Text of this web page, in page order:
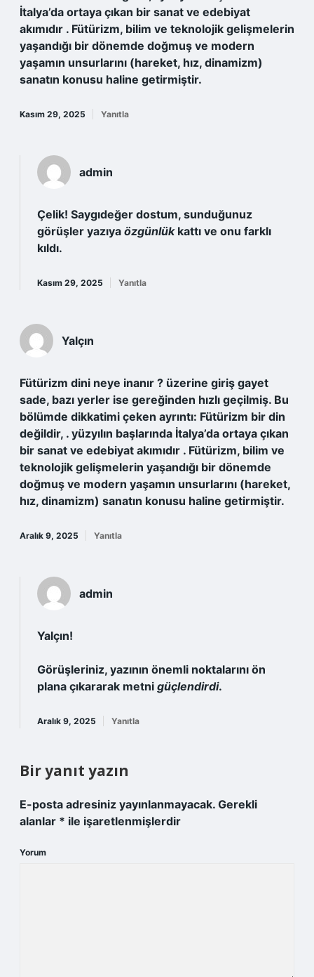
İtalya’da ortaya çıkan bir sanat ve edebiyat
akımıdır . Fütürizm, bilim ve teknolojik gelişmelerin
yaşandığı bir dönemde doğmuş ve modern
yaşamın unsurlarını (hareket, hız, dinamizm)
sanatın konusu haline getirmiştir.
Kasım 29, 2025 Yanıtla
admin
Çelik! Saygıdeğer dostum, sunduğunuz
görüşler yazıya özgünlükkattı ve onu farklı
kıldı.
Kasım 29, 2025 Yanıtla
Yalçın
Fütürizm dini neye inanır ? üzerine giriş gayet
sade, bazı yerler ise gereğinden hızlı geçilmiş. Bu
bölümde dikkatimi çeken ayrıntı: Fütürizm bir din
değildir, . yüzyılın başlarında İtalya’da ortaya çıkan
bir sanat ve edebiyat akımıdır . Fütürizm, bilim ve
teknolojik gelişmelerin yaşandığı bir dönemde
doğmuş ve modern yaşamın unsurlarını (hareket,
hız, dinamizm) sanatın konusu haline getirmiştir.
Aralık 9, 2025 Yanıtla
admin
Yalçın!
Görüşleriniz, yazının önemli noktalarını ön
plana çıkararak metni güçlendirdi.
Aralık 9, 2025 Yanıtla
Bir yanıt yazın
E-posta adresiniz yayınlanmayacak. Gerekli
alanlar * ile işaretlenmişlerdir
Yorum